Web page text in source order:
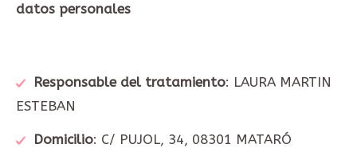
datos personales
Responsable del tratamiento: LAURA MARTIN
ESTEBAN
Domicilio: C/ PUJOL, 34, 08301 MATARÓ